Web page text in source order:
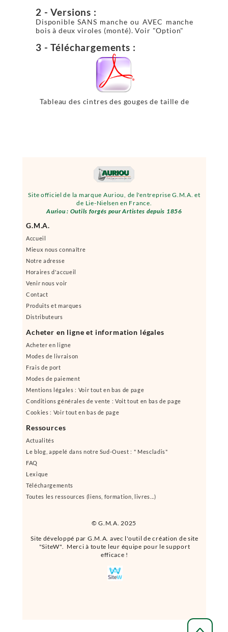
© G.M.A. 2025
Site officiel de la marque Auriou, de l'entreprise G.M.A. et
de Lie-Nielsen en France.
Auriou : Outils forgés pour Artistes depuis 1856
Site développé par G.M.A. avec l'outil de création de site
"SiteW". Merci à toute leur équipe pour le support
efficace !
G.M.A.
Accueil
Mieux nous connaître
Notre adresse
Horaires d'accueil
Venir nous voir
Contact
Produits et marques
Distributeurs
Acheter en ligne et information légales
Acheter en ligne
Modes de livraison
Frais de port
Modes de paiement
Mentions légales : Voir tout en bas de page
Conditions générales de vente : Voit tout en bas de page
Cookies : Voir tout en bas de page
Ressources
Actualités
Le blog, appelé dans notre Sud-Ouest : " Mescladis"
FAQ
Lexique
Téléchargements
Toutes les ressources (liens, formation, livres...)
2 - Versions :
Disponible SANS manche ou AVEC manche
bois à deux viroles (monté). Voir "Option"
3 - Téléchargements :
Tableau des cintres des gouges de taille de